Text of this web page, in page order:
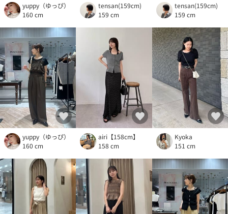
yuppy（ゆっぴ）
160 cm
tensan(159cm)
159 cm
tensan(159cm)
159 cm
yuppy（ゆっぴ）
160 cm
airi【158cm】
158 cm
Kyoka
151 cm